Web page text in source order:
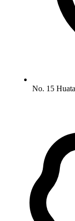
No. 15